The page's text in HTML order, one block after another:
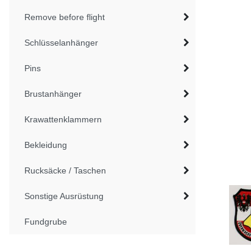
Remove before flight
Schlüsselanhänger
Pins
Brustanhänger
Krawattenklammern
Bekleidung
Rucksäcke / Taschen
Sonstige Ausrüstung
Fundgrube